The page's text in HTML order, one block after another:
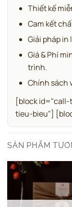
Thiết kế
Cam kết
Giải pháp in
Giá & Phí
trình.
Chính sách
[block
tieu-bieu"]
SẢN PHẨM